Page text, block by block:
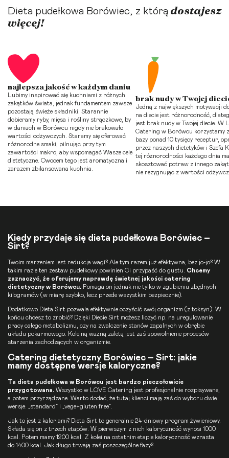
Dieta pudełkowa Borówiec, z którą dostajesz
więcej!
najlepsza jakość w każdym daniu
Lubimy inspirować się kuchniami z różnych
zakątków świata, jednak fundamentem zawsze
pozostają świeże składniki. Starannie
dobieramy ryby, mięsa i rośliny strączkowe, by
w daniach w Borówcu nigdy nie brakowało
wartości odżywczych. Staramy się oferować
różnorodne smaki, pilnując przy tym
zawartości makro, aby wspomagać Wasze cele
dietetyczne. Owocem tego jest aromatyczna i
zarazem zbilansowana kuchnia.
brak nudy w Twojej
Jedną z największych motywacji
na diecie jest różnorodność,
jest brak nudy w Twojej diecie. W
Catering w Borówcu korzystamy
bazy ponad 10 tysięcy receptur,
przez naszych dietetyków i Szefa
tej różnorodności każdego dnia
skosztować potraw z innego
nie rezygnując z wartości
Kiedy przydaje się dieta pudełkowa Borówiec –
Sirt?
Twoim marzeniem jest redukcja wagi? Ale tym razem już efektywna, bez jo-jo? W
takim razie ten zestaw pudełkowy powinien Ci przypaść do gustu. Chcemy
zaznaczyć, że oferujemy naprawdę świetnej jakości catering
dietetyczny w Borówcu. Pomaga on jednak nie tylko w zgubieniu zbędnych
kilogramów (w miarę szybko, lecz przede wszystkim bezpiecznie).
Dodatkowo Dieta Sirt pozwala efektywnie oczyścić swój organizm (z toksyn). W
końcu chcesz to zrobić? Dzięki Diecie Sirt możesz liczyć np. na uregulowanie
pracy całego metabolizmu, czy na zwalczenie stanów zapalnych w obrębie
układu pokarmowego. Kolejną ważną zaletą jest zaś spowolnienie procesów
starzenia zachodzących w organizmie.
Catering dietetyczny Borówiec – Sirt: jakie
mamy dostępne wersje kaloryczne?
Ta dieta pudełkowa w Borówcu jest bardzo pieczołowicie
przygotowana. Wszystko w LOVE Catering jest profesjonalnie rozpisywane,
a potem przyrządzane. Warto dodać, że tutaj klienci mają zaś do wyboru dwie
wersje: „standard” i „vege+gluten free”.
Jak to jest z kaloriami? Dieta Sirt to generalnie 24-dniowy program żywieniowy.
Składa się on z trzech etapów. W pierwszym z nich kaloryczność wynosi 1000
kcal. Potem mamy 1200 kcal. Z kolei na ostatnim etapie kaloryczność wzrasta
do 1400 kcal. Jak długo trwają zaś poszczególne fazy?